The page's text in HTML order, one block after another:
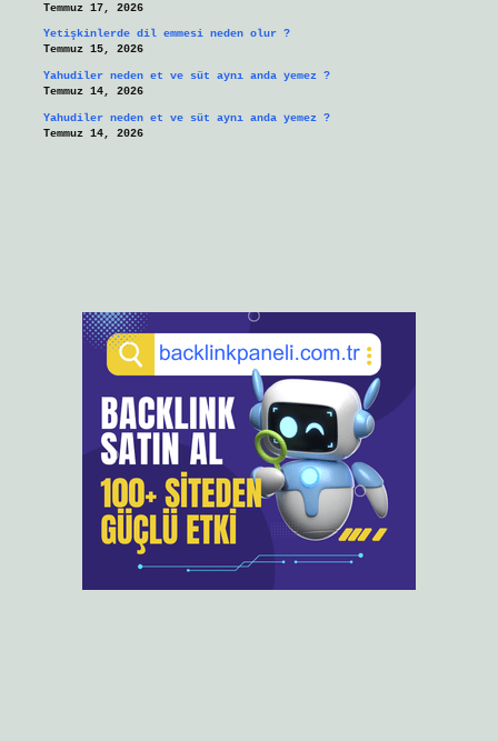
Temmuz 17, 2026
Yetişkinlerde dil emmesi neden olur ?
Temmuz 15, 2026
Yahudiler neden et ve süt aynı anda yemez ?
Temmuz 14, 2026
Yahudiler neden et ve süt aynı anda yemez ?
Temmuz 14, 2026